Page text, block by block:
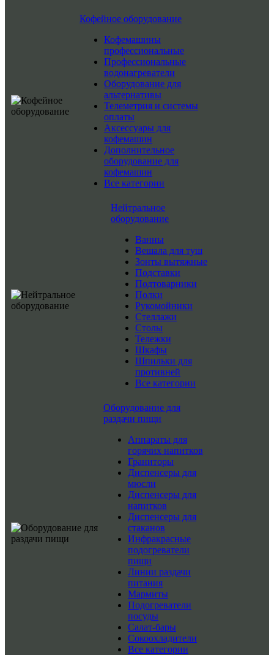
Кофейное оборудование
Кофемашины
профессиональные
Профессиональные
водонагреватели
Оборудование для
альтернативы
Телеметрия и системы
оплаты
Аксессуары для
кофемашин
Дополнительное
оборудование для
кофемашин
Все категории
Нейтральное
оборудование
Ванны
Вешала для туш
Зонты вытяжные
Подставки
Подтоварники
Полки
Рукомойники
Стеллажи
Столы
Тележки
Шкафы
Шпильки для
противней
Все категории
Оборудование для
раздачи пищи
Аппараты для
горячих напитков
Граниторы
Диспенсеры для
мюсли
Диспенсеры для
напитков
Диспенсеры для
стаканов
Инфракрасные
подогреватели
пищи
Линии раздачи
питания
Мармиты
Подогреватели
посуды
Салат-бары
Сокоохладители
Все категории